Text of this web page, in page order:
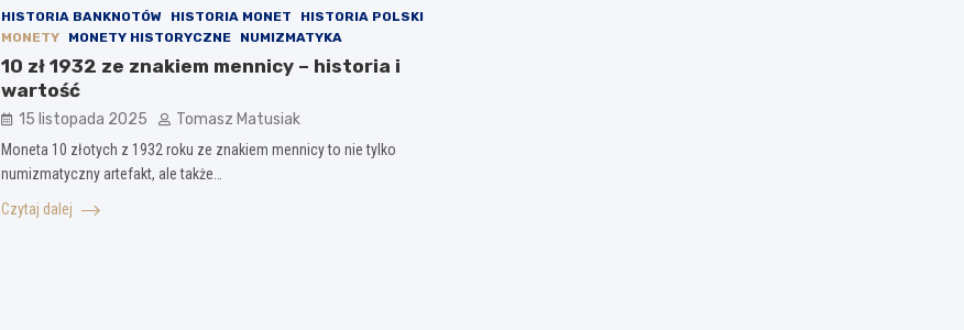
HISTORIA BANKNOTÓW HISTORIA MONET
HISTORIA POLSKI
MONETY
MONETY HISTORYCZNE NUMIZMATYKA
10 zł 1932 ze znakiem mennicy – historia i
wartość
15 listopada 2025 Tomasz Matusiak
Moneta 10 złotych z 1932 roku ze znakiem mennicy to nie tylko
numizmatyczny artefakt, ale także…
Czytaj dalej